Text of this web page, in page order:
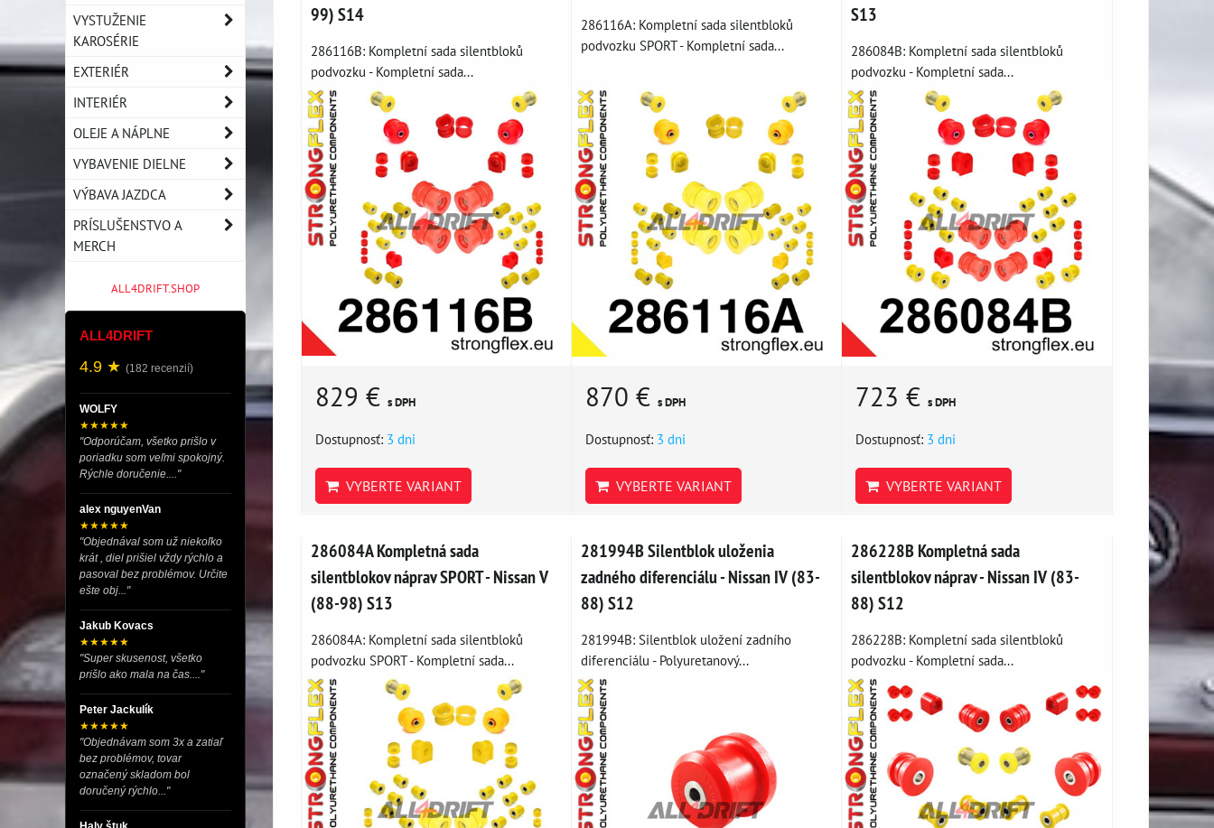
99) S14
286116B: Kompletní sada silentbloků
podvozku - Kompletní sada...
829 € s DPH
Dostupnosť: 3 dni
VYBERTE VARIANT
286116A: Kompletní sada silentbloků
podvozku SPORT - Kompletní sada...
870 € s DPH
Dostupnosť: 3 dni
VYBERTE VARIANT
S13
286084B: Kompletní sada silentbloků
podvozku - Kompletní sada...
723 €s DPH
Dostupnosť: 3 dni
VYBERTE VARIANT
286084A Kompletná sada
silentblokov náprav SPORT - Nissan V
(88-98) S13
286084A: Kompletní sada silentbloků
podvozku SPORT - Kompletní sada...
281994B Silentblok uloženia
zadného diferenciálu - Nissan IV (83-
88) S12
281994B: Silentblok uložení zadního
diferenciálu - Polyuretanový...
286228B Kompletná sada
silentblokov náprav - Nissan IV (83-
88) S12
286228B: Kompletní sada silentbloků
podvozku - Kompletní sada...
VYSTUŽENIE
KAROSÉRIE
EXTERIÉR
INTERIÉR
OLEJE A NÁPLNE
VYBAVENIE DIELNE
VÝBAVA JAZDCA
PRÍSLUŠENSTVO A
MERCH
ALL4DRIFT.SHOP
ALL4DRIFT
4.9 ★ (182 recenzií)
WOLFY
★★★★★
"Odporúčam, všetko prišlo v
poriadku som veľmi spokojný.
Rýchle doručenie...."
alex nguyenVan
★★★★★
"Objednával som už niekoľko
krát , diel prišiel vždy rýchlo a
pasoval bez problémov. Určite
ešte obj..."
Jakub Kovacs
★★★★★
"Super skusenost, všetko
prišlo ako mala na čas...."
Peter Jackulík
★★★★★
"Objednávam som 3x a zatiaľ
bez problémov, tovar
označený skladom bol
doručený rýchlo..."